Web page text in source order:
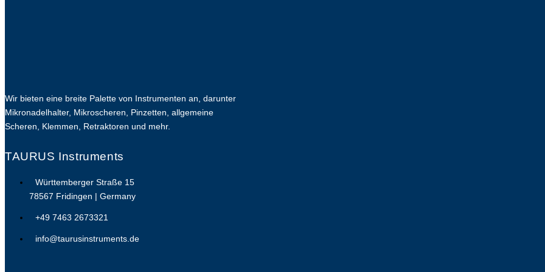
Wir bieten eine breite Palette von Instrumenten an, darunter
Mikronadelhalter, Mikroscheren, Pinzetten, allgemeine
Scheren, Klemmen, Retraktoren und mehr.
TAURUS Instruments
Württemberger Straße 15
78567 Fridingen | Germany
+49 7463 2673321
info@taurusinstruments.de